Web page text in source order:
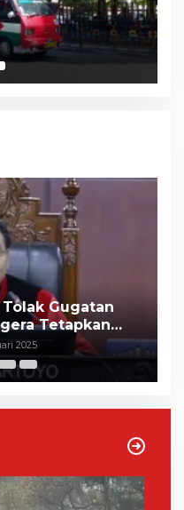
Gugatan
Tetapkan
2025